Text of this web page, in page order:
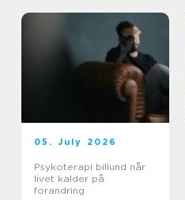
05. July 2026
Psykoterapi billund når
livet kalder på
forandring